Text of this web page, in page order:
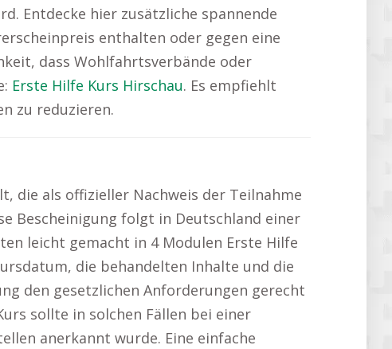
Entdecke hier zusätzliche spannende
enthalten oder gegen eine
dass Wohlfahrtsverbände oder
Erste Hilfe Kurs Hirschau. Es empfiehlt
zu reduzieren.
die als offizieller Nachweis der Teilnahme
Bescheinigung folgt in Deutschland einer
leicht gemacht in 4 Modulen Erste Hilfe
die behandelten Inhalte und die
den gesetzlichen Anforderungen gerecht
sollte in solchen Fällen bei einer
anerkannt wurde. Eine einfache